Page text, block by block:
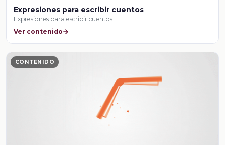
Expresiones para escribir cuentos
Expresiones para escribir cuentos
Ver contenido
CONTENIDO